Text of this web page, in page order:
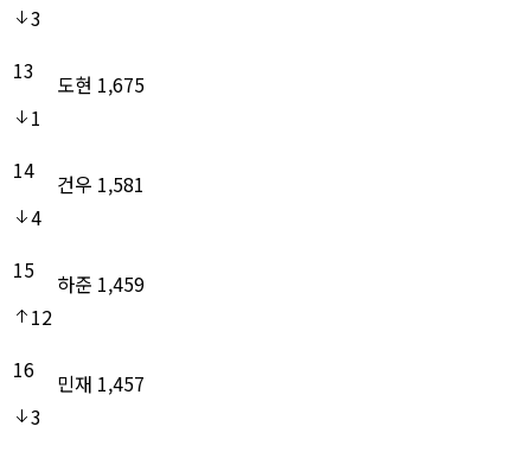
3
13
1
도현 1,675
14
4
건우 1,581
15
12
하준 1,459
16
3
민재 1,457